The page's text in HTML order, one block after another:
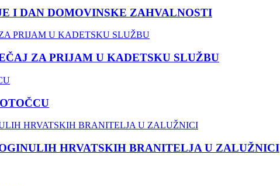
I DAN DOMOVINSKE ZAHVALNOSTI
ZA PRIJAM U KADETSKU SLUŽBU
HRVATSKIH BRANITELJA U ZALUŽNICI